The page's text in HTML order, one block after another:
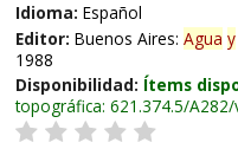
Idioma: Español
Editor: Buenos Aires: Agua y
1988
Disponibilidad: Ítems
topográfica: 621.374.5/A282/